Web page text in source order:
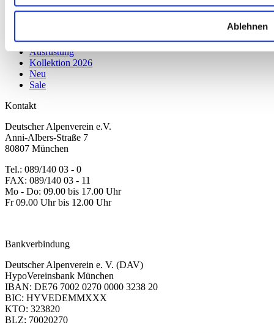
Ablehnen
Karten & Bücher
Kinder
Ausrüstung
Kollektion 2026
Neu
Sale
Kontakt
Deutscher Alpenverein e.V.
Anni-Albers-Straße 7
80807 München
Tel.: 089/140 03 - 0
FAX: 089/140 03 - 11
Mo - Do: 09.00 bis 17.00 Uhr
Fr 09.00 Uhr bis 12.00 Uhr
Bankverbindung
Deutscher Alpenverein e. V. (DAV)
HypoVereinsbank München
IBAN: DE76 7002 0270 0000 3238 20
BIC: HYVEDEMMXXX
KTO: 323820
BLZ: 70020270